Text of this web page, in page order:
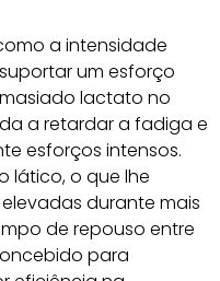
a intensidade
um esforço
lactato no
a retardar a fadiga e
esforços intensos.
lático, o que lhe
durante mais
de repouso entre
para